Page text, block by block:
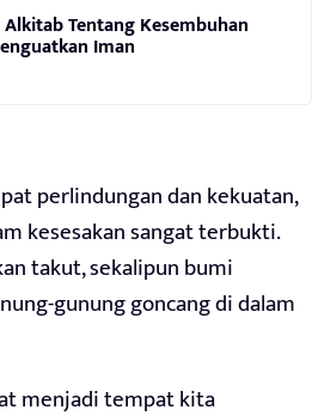
Tentang Kesembuhan
Iman
perlindungan dan kekuatan,
kesesakan sangat terbukti.
takut, sekalipun bumi
gunung goncang di dalam
menjadi tempat kita